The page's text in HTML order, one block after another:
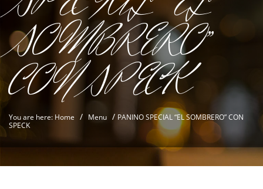
SOMBRERO”
CON SPECK
You are here: Home / Menu / PANINO SPECIAL “EL SOMBRERO” CON
SPECK